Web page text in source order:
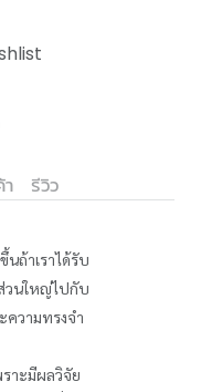
รีวิว
นถ้าเราได้รับ
วนใหญ่ไปกับ
ความทรงจำ
าะมีผลวิจัย